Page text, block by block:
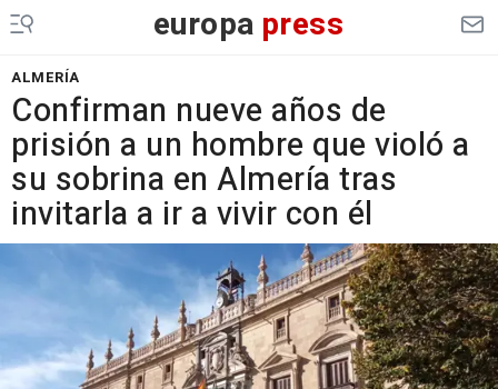
europa press
ALMERÍA
Confirman nueve años de
prisión a un hombre que violó a
su sobrina en Almería tras
invitarla a ir a vivir con él